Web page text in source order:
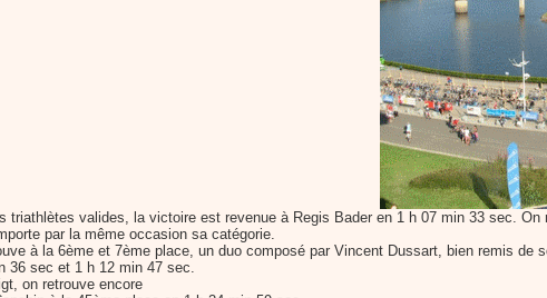
triathlètes valides, la victoire est revenue à Regis Bader en 1 h 07 min 33 sec.
par la même occasion sa catégorie.
à la 6ème et 7ème place, un duo composé par Vincent Dussart, bien remis
36 sec et 1 h 12 min 47 sec.
on retrouve encore